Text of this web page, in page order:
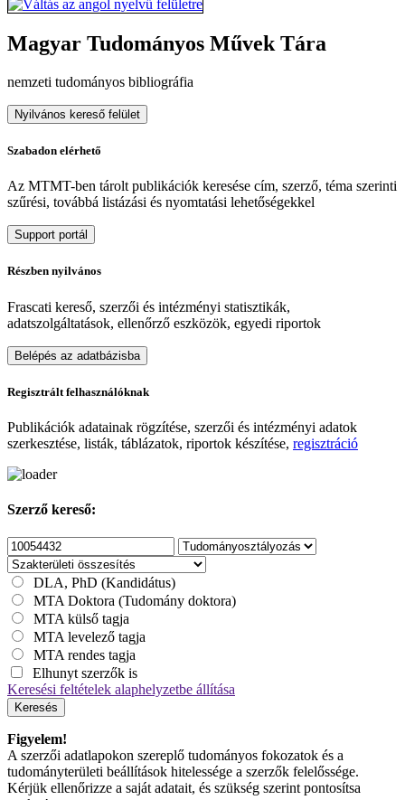
Magyar Tudományos Művek Tára
nemzeti tudományos bibliográfia
Nyilvános kereső felület
Szabadon elérhető
Az MTMT-ben tárolt publikációk keresése cím, szerző, téma szerinti
szűrési, továbbá listázási és nyomtatási lehetőségekkel
Support portál
Részben nyilvános
Frascati kereső, szerzői és intézményi statisztikák,
adatszolgáltatások, ellenőrző eszközök, egyedi riportok
Belépés az adatbázisba
Regisztrált felhasználóknak
Publikációk adatainak rögzítése, szerzői és intézményi adatok
szerkesztése, listák, táblázatok, riportok készítése, regisztráció
Szerző kereső:
DLA, PhD (Kandidátus)
MTA Doktora (Tudomány doktora)
MTA külső tagja
MTA levelező tagja
MTA rendes tagja
Elhunyt szerzők is
Keresési feltételek alaphelyzetbe állítása
Keresés
Figyelem!
A szerzői adatlapokon szereplő tudományos fokozatok és a
tudományterületi beállítások hitelessége a szerzők felelőssége.
Kérjük ellenőrizze a saját adatait, és szükség szerint pontosítsa